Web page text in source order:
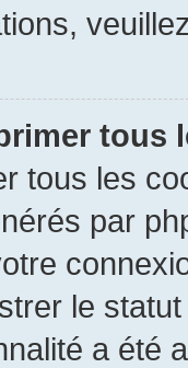
tous
tous les
par
le
a été